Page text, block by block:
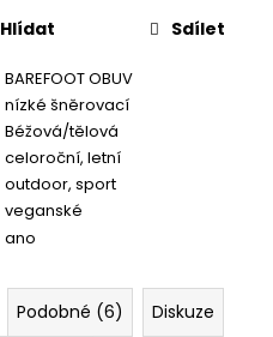
BAREFOOT OBUV
nízké šněrovací
Béžová/tělová
celoroční, letní
outdoor, sport
veganské
ano
Hlídat Sdílet
Podobné (6)
Diskuze